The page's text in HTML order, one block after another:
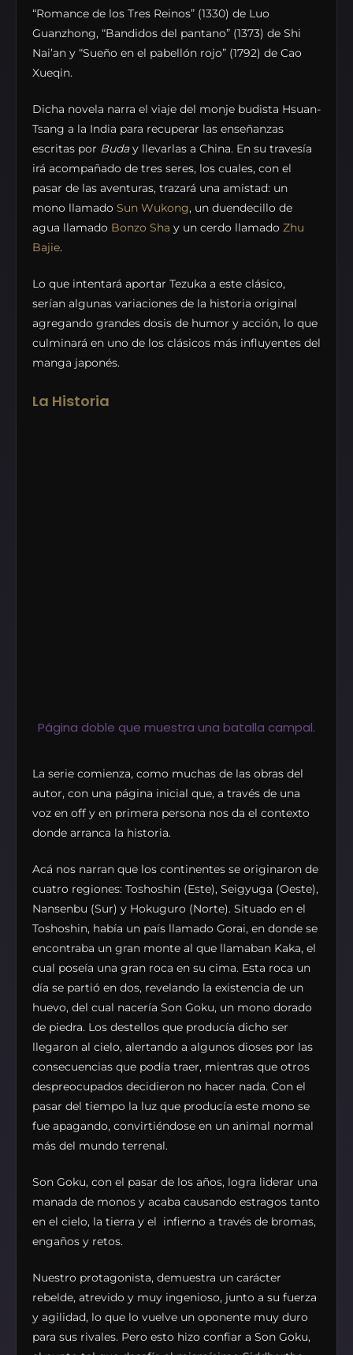
“Romance de los Tres Reinos” (1330) de Luo
Guanzhong, “Bandidos del pantano” (1373) de Shi
Nai’an y “Sueño en el pabellón rojo” (1792) de Cao
Xueqin.
Dicha novela narra el viaje del monje budista Hsuan-
Tsang a la India para recuperar las enseñanzas
escritas por Buday llevarlas a China. En su travesía
irá acompañado de tres seres, los cuales, con el
pasar de las aventuras, trazará una amistad: un
mono llamado Sun Wukong, un duendecillo de
agua llamado Bonzo Sha y un cerdo llamado Zhu
Bajie.
Lo que intentará aportar Tezuka a este clásico,
serían algunas variaciones de la historia original
agregando grandes dosis de humor y acción, lo que
culminará en uno de los clásicos más influyentes del
manga japonés.
La Historia
Página doble que muestra una batalla campal.
La serie comienza, como muchas de las obras del
autor, con una página inicial que, a través de una
voz en off y en primera persona nos da el contexto
donde arranca la historia.
Acá nos narran que los continentes se originaron de
cuatro regiones: Toshoshin (Este), Seigyuga (Oeste),
Nansenbu (Sur) y Hokuguro (Norte). Situado en el
Toshoshin, había un país llamado Gorai, en donde se
encontraba un gran monte al que llamaban Kaka, el
cual poseía una gran roca en su cima. Esta roca un
día se partió en dos, revelando la existencia de un
huevo, del cual nacería Son Goku, un mono dorado
de piedra. Los destellos que producía dicho ser
llegaron al cielo, alertando a algunos dioses por las
consecuencias que podía traer, mientras que otros
despreocupados decidieron no hacer nada. Con el
pasar del tiempo la luz que producía este mono se
fue apagando, convirtiéndose en un animal normal
más del mundo terrenal.
Son Goku, con el pasar de los años, logra liderar una
manada de monos y acaba causando estragos tanto
en el cielo, la tierra y el infierno a través de bromas,
engaños y retos.
Nuestro protagonista, demuestra un carácter
rebelde, atrevido y muy ingenioso, junto a su fuerza
y agilidad, lo que lo vuelve un oponente muy duro
para sus rivales. Pero esto hizo confiar a Son Goku,